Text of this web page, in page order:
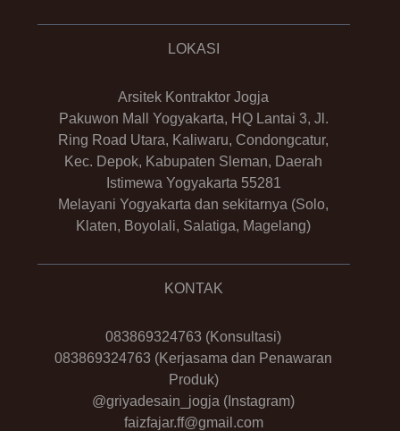
LOKASI
Arsitek Kontraktor Jogja
Pakuwon Mall Yogyakarta, HQ Lantai 3, Jl.
Ring Road Utara, Kaliwaru, Condongcatur,
Kec. Depok, Kabupaten Sleman, Daerah
Istimewa Yogyakarta 55281
Melayani Yogyakarta dan sekitarnya (Solo,
Klaten, Boyolali, Salatiga, Magelang)
KONTAK
083869324763 (Konsultasi)
083869324763 (Kerjasama dan Penawaran
Produk)
@griyadesain_jogja (Instagram)
faizfajar.ff@gmail.com